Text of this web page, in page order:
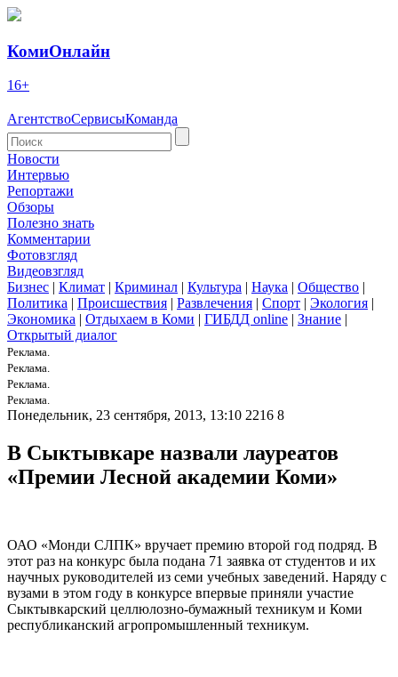
КомиОнлайн
16+
АгентствоСервисыКоманда
Новости
Интервью
Репортажи
Обзоры
Полезно знать
Комментарии
Фотовзгляд
Видеовзгляд
Бизнес | Климат | Криминал | Культура | Наука | Общество |
Политика | Происшествия | Развлечения | Спорт | Экология |
Экономика | Отдыхаем в Коми | ГИБДД online | Знание |
Открытый диалог
Реклама.
Реклама.
Реклама.
Реклама.
Понедельник, 23 сентября, 2013, 13:10 2216 8
В Сыктывкаре назвали лауреатов
«Премии Лесной академии Коми»
ОАО «Монди СЛПК» вручает премию второй год подряд. В
этот раз на конкурс была подана 71 заявка от студентов и их
научных руководителей из семи учебных заведений. Наряду с
вузами в этом году в конкурсе впервые приняли участие
Сыктывкарский целлюлозно-бумажный техникум и Коми
республиканский агропромышленный техникум.